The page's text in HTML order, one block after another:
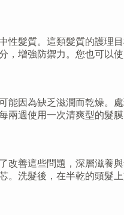
髮質。這類髮質的護理
增強防禦力。您也可以
因為缺乏滋潤而乾燥。
週使用一次清爽型的髮
善這些問題，深層滋養
洗髮後，在半乾的頭髮